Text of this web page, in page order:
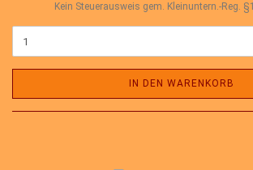
Kein Steuerausweis gem. Kleinuntern.-Reg.
IN DEN WARENKORB